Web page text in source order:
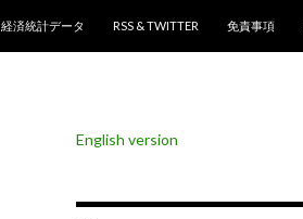
経済統計データ
RSS & TWITTER 免責事項
English version